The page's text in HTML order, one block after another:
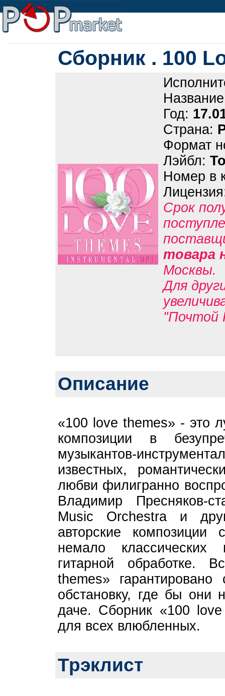
Сборник . 100
Год:
Страна:
Формат
Лэйбл:
Номер в
Срок
товара
Москвы.
Для
"Почтой
Описание
«100 love themes» - это
композиции в
музыкантов-
известных,
любви филигранно
Владимир Пресняков-
Music Orchestra и
авторские композиции
немало классических
гитарной обработке.
themes» гарантировано
обстановку, где бы
даче. Сборник «100
для всех влюбленных.
Трэклист